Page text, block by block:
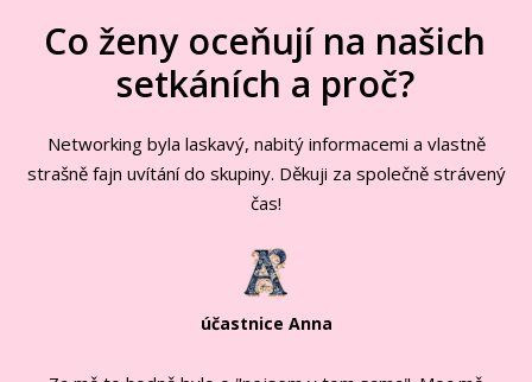
Co ženy oceňují na našich
setkáních a proč?
Networking byla laskavý, nabitý informacemi a vlastně
strašně fajn uvítání do skupiny. Děkuji za společně strávený
čas!
účastnice Anna